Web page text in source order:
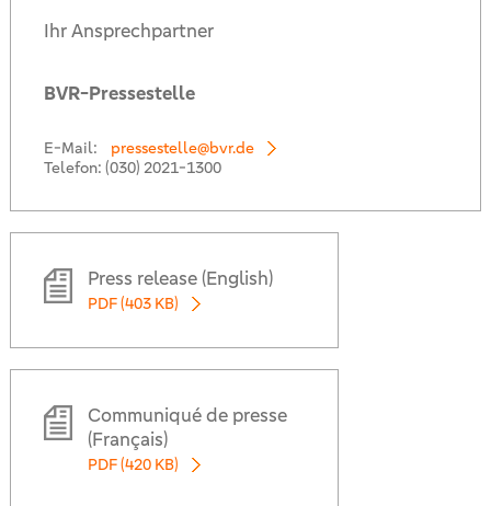
Ihr Ansprechpartner
BVR-Pressestelle
E-Mail:
pressestelle@bvr.de
Telefon: (030) 2021-1300
Press release (English)
PDF (403 KB)
Communiqué de presse
(Français)
PDF (420 KB)